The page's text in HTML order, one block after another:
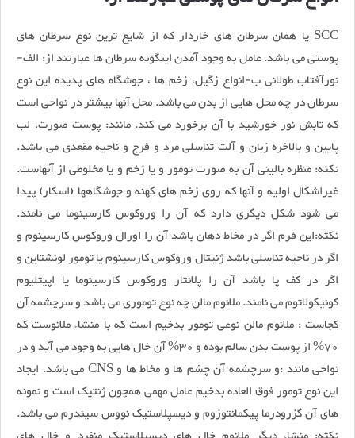
SCC یا همان سرطان های خاردار که از شایع ترین نوع سرطان های
پوستی می باشد. عامل به وجود آمدن اینگونه سرطان ها عبارتند از: الف-
نورآفتاب طولانی ب-انواع زگیل، زخم ها ، جوشگاه های پدیده این نوع
سرطان در چه محل هایی از بدن می باشد. محل آنها بیشتر در نواحی است
که تابش نور خورشید با آن برخورد می کند. مانند: پوست صورت، لب
پایین و بالاخره زبان و آلت تناسلی مرد و فرج و ناحیه مقعدی می باشد.
نکته: منظره بالینی آن به صورت تومور و یا زخم و یا مخلوطی از آنهاست.
غیراشکال اولیه و آنها که روی زخم های کهنه و جوشگاهها (اسکار) پیدا
می شود شکل دیگری دارد که آن را وروکوس کارسینوما می نامند.
نکته:این فرم اگر در مخاط دهان باشد آن را اورال وروکوس کارسینوم و
اگر در ناحیه تناسلی باشد ژنیتال وروکوس کارسینوم یا تومور لونشتاین و
اگر در کف پا باشد آن را پلانتار وروکوس کارسینوما یا اپیتلیوم
کونیکولاتوم می نامند. ملانوم مالن چه نوع توموری می باشد و سرچشمه آن
کجاست : ملانوم مالن نوعی تومور بدخیم است که با منشاء ملانوست که
70% از پوست بدن سالم بوده و 30% آن خال هایی به وجود می آید و در
نواحی مانند :و سرچشمه آن چشم ها و مخاط ها و CNS می باشد. ایجاد
این نوع تومور فوق العاده بدخیم عامل مهمی همچون ژنتیک است و نمونه
های آن گزرودرما پیکمانتوزوم و دیسپلاستیک نووس سیندرم می باشد.